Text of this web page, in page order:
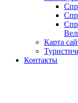
Карта
Контакты